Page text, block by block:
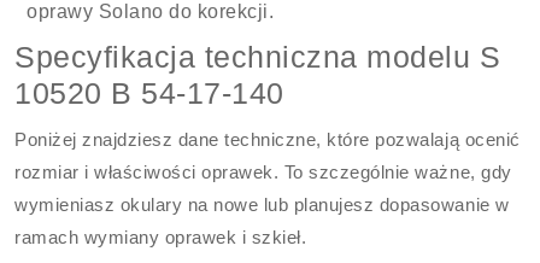
oprawy Solano do korekcji.
Specyfikacja techniczna modelu S
10520 B 54-17-140
Poniżej znajdziesz dane techniczne, które pozwalają ocenić
rozmiar i właściwości oprawek. To szczególnie ważne, gdy
wymieniasz okulary na nowe lub planujesz dopasowanie w
ramach wymiany oprawek i szkieł.